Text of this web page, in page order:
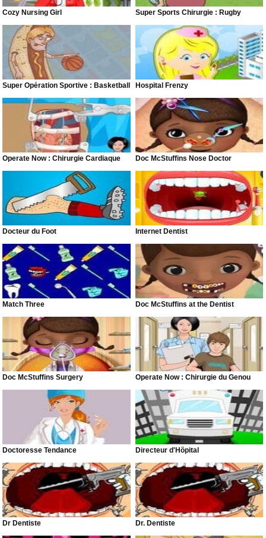
Cozy Nursing Girl Super Sports Chirurgie : Rugby
Super Opération Sportive : Basketball Hospital Frenzy
Operate Now : Chirurgie Cardiaque Doc McStuffins Nose Doctor
Docteur du Foot Internet Dentist
Match Three Doc McStuffins at the Dentist
Doc McStuffins Surgery Operate Now : Chirurgie du Genou
Doctoresse Tendance Directeur d'Hôpital
Dr Dentiste Dr. Dentiste